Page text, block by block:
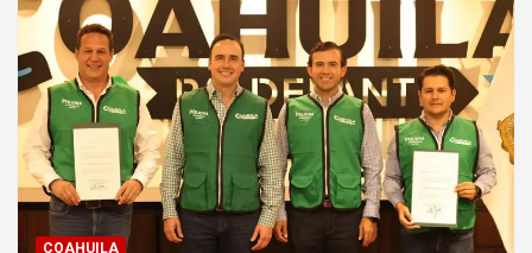
COAHUILA